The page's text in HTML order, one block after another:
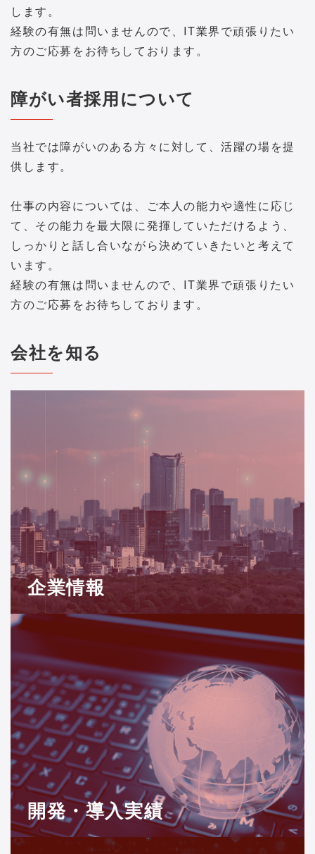
します。
経験の有無は問いませんので、IT業界で頑張りたい
方のご応募をお待ちしております。
障がい者採用について
当社では障がいのある方々に対して、活躍の場を提
供します。
仕事の内容については、ご本人の能力や適性に応じ
て、その能力を最大限に発揮していただけるよう、
しっかりと話し合いながら決めていきたいと考えて
います。
経験の有無は問いませんので、IT業界で頑張りたい
方のご応募をお待ちしております。
会社を知る
企業情報
開発・導入実績